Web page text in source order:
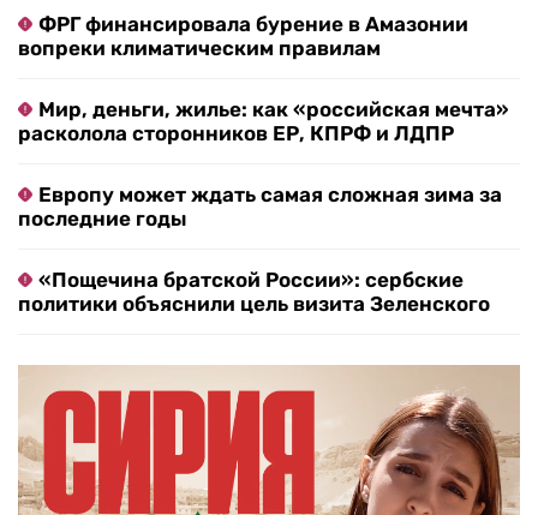
ФРГ финансировала бурение в Амазонии
вопреки климатическим правилам
Мир, деньги, жилье: как «российская мечта»
расколола сторонников ЕР, КПРФ и ЛДПР
Европу может ждать самая сложная зима за
последние годы
«Пощечина братской России»: сербские
политики объяснили цель визита Зеленского